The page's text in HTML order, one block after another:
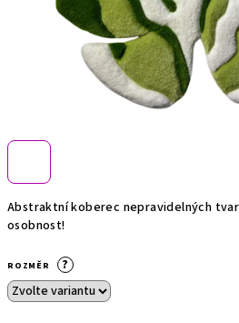
Abstraktní koberec nepravidelných
osobnost!
ROZMĚR ?